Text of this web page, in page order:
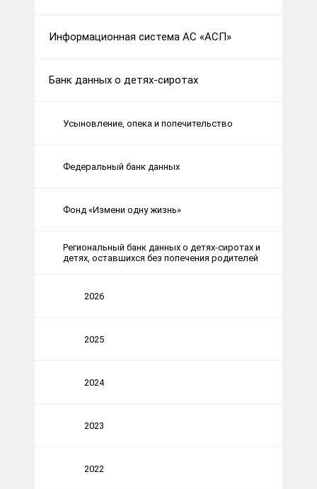
Информационная система АС «АСП»
Банк данных о детях-сиротах
Усыновление, опека и попечительство
Федеральный банк данных
Фонд «Измени одну жизнь»
Региональный банк данных о детях-сиротах и
детях, оставшихся без попечения родителей
2026
2025
2024
2023
2022